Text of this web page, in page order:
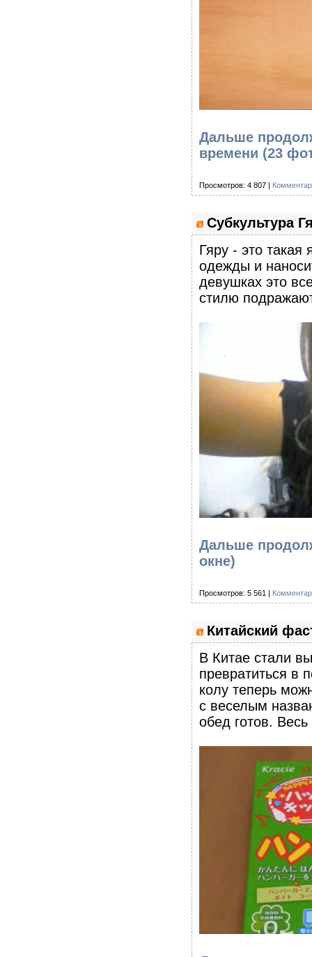
Дальше
времени (23
Просмотров: 4 807 |
Субкультура
Гяру - это такая
одежды и
девушках это
стилю
Дальше
окне)
Просмотров: 5 561 |
Китайский
В Китае стали
превратиться в
колу теперь
с веселым
обед готов.